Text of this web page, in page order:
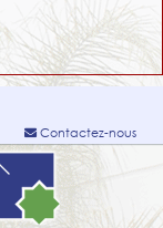
Contactez-nous